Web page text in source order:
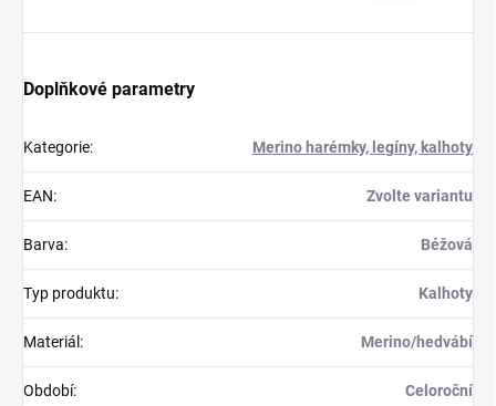
Doplňkové parametry
Kategorie: Merino harémky, legíny, kalhoty
EAN: Zvolte variantu
Barva: Béžová
Typ produktu: Kalhoty
Materiál : Merino/hedvábí
Období: Celoroční